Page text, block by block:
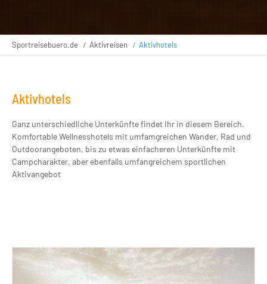
Sportreisebuero.de Aktivreisen Aktivhotels
Aktivhotels
Ganz unterschiedliche Unterkünfte findet Ihr in diesem Bereich.
Komfortable Wellnesshotels mit umfamgreichen Wander, Rad und
Outdoorangeboten, bis zu etwas einfacheren Unterkünfte mit
Campcharakter, aber ebenfalls umfangreichem sportlichen
Aktivangebot